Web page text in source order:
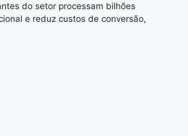
do setor processam bilhões
e reduz custos de conversão,